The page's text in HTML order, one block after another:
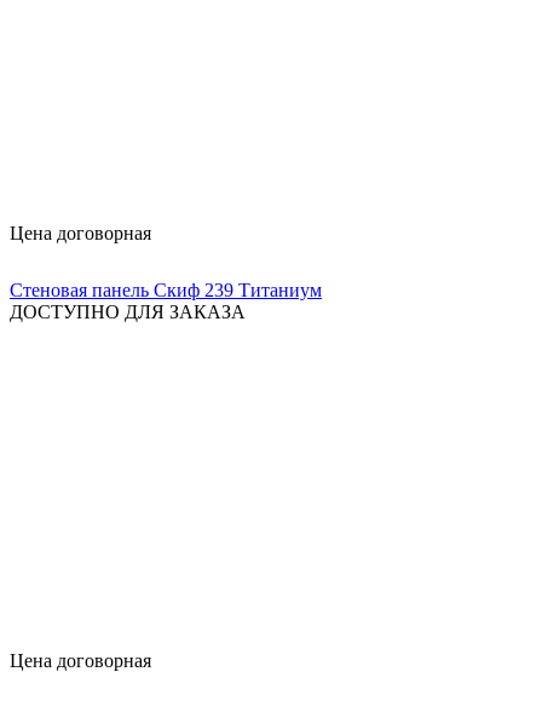
Цена договорная
Стеновая панель Скиф 239 Титаниум
ДОСТУПНО ДЛЯ ЗАКАЗА
Цена договорная